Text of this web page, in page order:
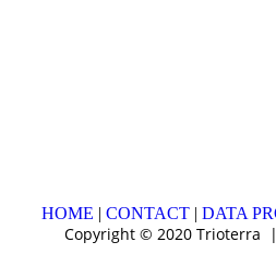
HOME CONTACT DATA
Copyright © 2020 Trioterra